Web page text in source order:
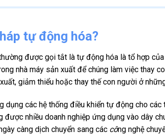
tự động hóa?
được gọi tắt là tự động hóa là tổ hợp
nhà máy sản xuất để chúng làm việc thay
giảm thiểu hoặc thay thế con người ở
dụng các hệ thống điều khiển tự động cho
được nhiều doanh nghiệp ứng dụng vào dây
càng dịch chuyển sang các công nghệ